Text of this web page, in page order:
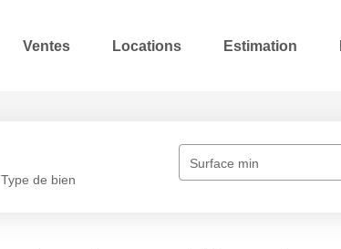
Ventes Locations Estimation
Type de bien
Surface min